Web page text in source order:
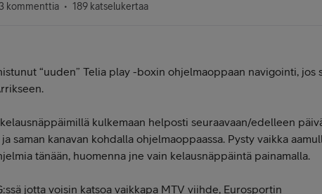
kommenttia 189 katselukertaa
“uuden” Telia play -boxin ohjelmaoppaan navigointi, jos
kulkemaan helposti seuraavaan/edelleen
saman kanavan kohdalla ohjelmaoppaassa. Pysty vaikka
tänään, huomenna jne vain kelausnäppäintä painamalla.
jotta voisin katsoa vaikkapa MTV viihde, Eurosportin